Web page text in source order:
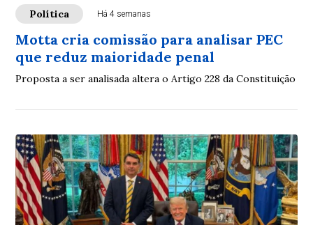
Política Há 4 semanas
Motta cria comissão para analisar PEC
que reduz maioridade penal
Proposta a ser analisada altera o Artigo 228 da Constituição